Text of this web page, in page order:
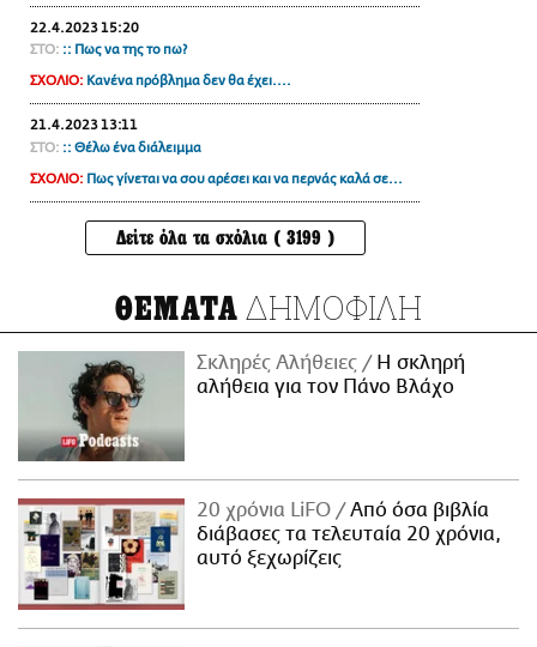
22.4.2023 15:20
ΣΤΟ: :: Πως να της το πω?
ΣΧΟΛΙΟ: Κανένα πρόβλημα δεν θα έχει....
21.4.2023 13:11
ΣΤΟ: :: Θέλω ένα διάλειμμα
ΣΧΟΛΙΟ: Πως γίνεται να σου αρέσει και να περνάς καλά σε...
Δείτε όλα τα σχόλια ( 3199 )
ΘΕΜΑΤΑ ΔΗΜΟΦΙΛΗ
Σκληρές Αλήθειες
H σκληρή
αλήθεια για τον Πάνο Βλάχο
20 χρόνια LiFO
Από όσα βιβλία
διάβασες τα τελευταία 20 χρόνια,
αυτό ξεχωρίζεις